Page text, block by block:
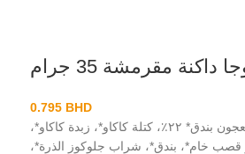
داكنة مقرمشة 35 جرام
0.795 BHD
سكر قصب خام*، معجون بندق* ٢٢٪، كتلة كاكاو*، زبدة كاكاو*،